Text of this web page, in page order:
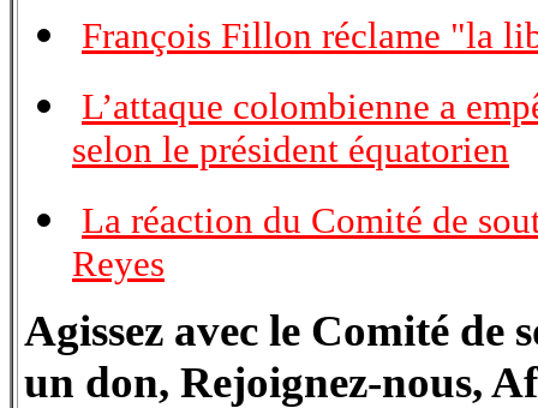
François Fillon réclame "la
L’attaque colombienne a
selon le président équatorien
La réaction du Comité de
Reyes
Agissez avec le Comité
un don, Rejoignez-nous,